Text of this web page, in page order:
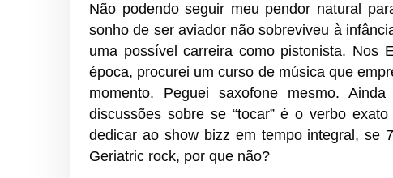
Não podendo seguir meu pendor natural
sonho de ser aviador não sobreviveu à
uma possível carreira como pistonista. Nos
época, procurei um curso de música que
momento. Peguei saxofone mesmo.
discussões sobre se “tocar” é o verbo
dedicar ao show bizz em tempo integral, se
Geriatric rock, por que não?